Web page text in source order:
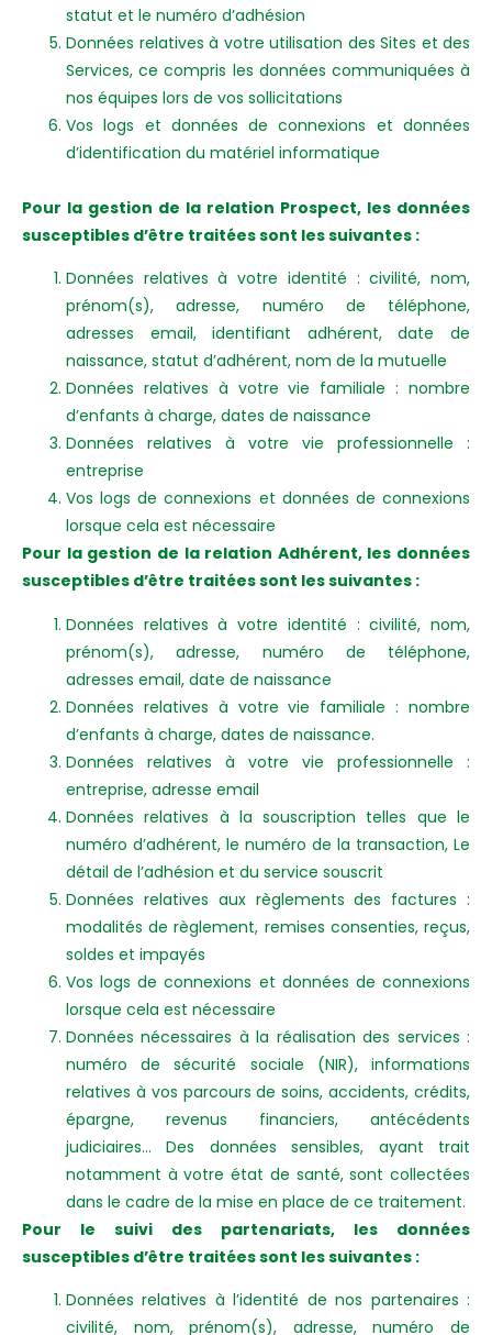
statut et le numéro d’adhésion
Données relatives à votre utilisation des Sites et des
Services, ce compris les données communiquées à
nos équipes lors de vos sollicitations
Vos logs et données de connexions et données
d’identification du matériel informatique
Pour la gestion de la relation Prospect, les données
susceptibles d’être traitées sont les suivantes :
Données relatives à votre identité : civilité, nom,
prénom(s), adresse, numéro de téléphone,
adresses email, identifiant adhérent, date de
naissance, statut d’adhérent, nom de la mutuelle
Données relatives à votre vie familiale : nombre
d’enfants à charge, dates de naissance
Données relatives à votre vie professionnelle :
entreprise
Vos logs de connexions et données de connexions
lorsque cela est nécessaire
Pour la gestion de la relation Adhérent, les données
susceptibles d’être traitées sont les suivantes :
Données relatives à votre identité : civilité, nom,
prénom(s), adresse, numéro de téléphone,
adresses email, date de naissance
Données relatives à votre vie familiale : nombre
d’enfants à charge, dates de naissance.
Données relatives à votre vie professionnelle :
entreprise, adresse email
Données relatives à la souscription telles que le
numéro d’adhérent, le numéro de la transaction, Le
détail de l’adhésion et du service souscrit
Données relatives aux règlements des factures :
modalités de règlement, remises consenties, reçus,
soldes et impayés
Vos logs de connexions et données de connexions
lorsque cela est nécessaire
Données nécessaires à la réalisation des services :
numéro de sécurité sociale (NIR), informations
relatives à vos parcours de soins, accidents, crédits,
épargne, revenus financiers, antécédents
judiciaires… Des données sensibles, ayant trait
notamment à votre état de santé, sont collectées
dans le cadre de la mise en place de ce traitement.
Pour le suivi des partenariats, les données
susceptibles d’être traitées sont les suivantes :
Données relatives à l’identité de nos partenaires :
civilité, nom, prénom(s), adresse, numéro de